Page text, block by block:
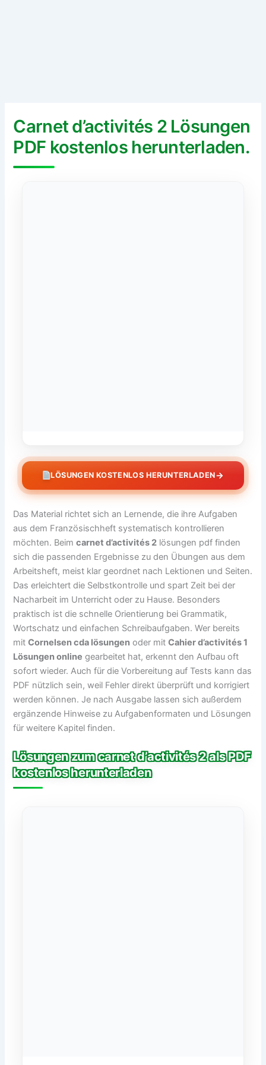
Carnet d’activités 2 Lösungen
PDF kostenlos herunterladen.
LÖSUNGEN KOSTENLOS HERUNTERLADEN→
Das Material richtet sich an Lernende, die ihre Aufgaben
aus dem Französischheft systematisch kontrollieren
möchten. Beimcarnet d’activités 2 lösungen pdf finden
sich die passenden Ergebnisse zu den Übungen aus dem
Arbeitsheft, meist klar geordnet nach Lektionen und Seiten.
Das erleichtert die Selbstkontrolle und spart Zeit bei der
Nacharbeit im Unterricht oder zu Hause. Besonders
praktisch ist die schnelle Orientierung bei Grammatik,
Wortschatz und einfachen Schreibaufgaben. Wer bereits
mitCornelsen cda lösungen oder mitCahier d’activités 1
Lösungen online gearbeitet hat, erkennt den Aufbau oft
sofort wieder. Auch für die Vorbereitung auf Tests kann das
PDF nützlich sein, weil Fehler direkt überprüft und korrigiert
werden können. Je nach Ausgabe lassen sich außerdem
ergänzende Hinweise zu Aufgabenformaten und Lösungen
für weitere Kapitel finden.
Lösungen zum carnet d’activités 2 als PDF
kostenlos herunterladen